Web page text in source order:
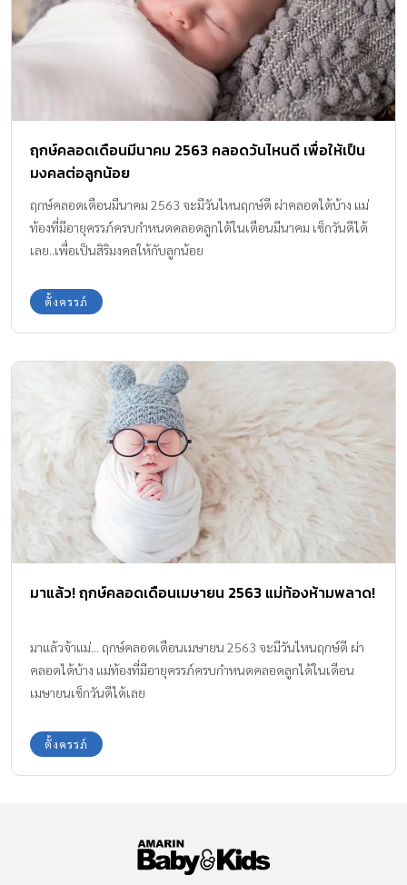
ฤกษ์คลอดเดือนมีนาคม 2563 คลอดวันไหนดี เพื่อให้เป็น
มงคลต่อลูกน้อย
ฤกษ์คลอดเดือนมีนาคม 2563 จะมีวันไหนฤกษ์ดี ผ่าคลอดได้บ้าง แม่
ท้องที่มีอายุครรภ์ครบกำหนดคลอดลูกได้ในเดือนมีนาคม เช็กวันดีได้
เลย..เพื่อเป็นสิริมงคลให้กับลูกน้อย
ตั้งครรภ์
มาแล้ว! ฤกษ์คลอดเดือนเมษายน 2563 แม่ท้องห้ามพลาด!
มาแล้วจ้าแม่... ฤกษ์คลอดเดือนเมษายน 2563 จะมีวันไหนฤกษ์ดี ผ่า
คลอดได้บ้าง แม่ท้องที่มีอายุครรภ์ครบกำหนดคลอดลูกได้ในเดือน
เมษายนเช็กวันดีได้เลย
ตั้งครรภ์